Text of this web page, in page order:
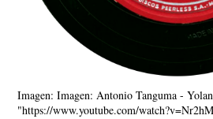
Imagen: Imagen: Antonio Tanguma -
"https://www.youtube.com/